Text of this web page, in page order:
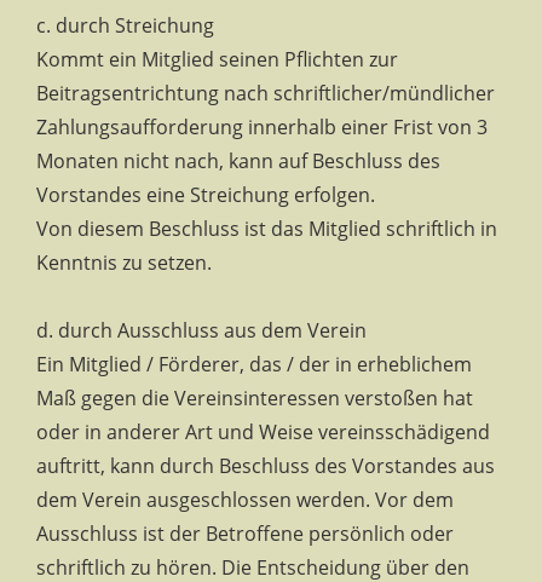
c. durch Streichung
Kommt ein Mitglied seinen Pflichten zur
Beitragsentrichtung nach schriftlicher/mündlicher
Zahlungsaufforderung innerhalb einer Frist von 3
Monaten nicht nach, kann auf Beschluss des
Vorstandes eine Streichung erfolgen.
Von diesem Beschluss ist das Mitglied schriftlich in
Kenntnis zu setzen.
d. durch Ausschluss aus dem Verein
Ein Mitglied / Förderer, das / der in erheblichem
Maß gegen die Vereinsinteressen verstoßen hat
oder in anderer Art und Weise vereinsschädigend
auftritt, kann durch Beschluss des Vorstandes aus
dem Verein ausgeschlossen werden. Vor dem
Ausschluss ist der Betroffene persönlich oder
schriftlich zu hören. Die Entscheidung über den